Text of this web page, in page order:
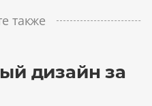
также
дизайн за